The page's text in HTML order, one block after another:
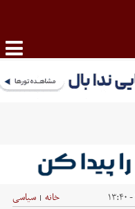
خانه | سیاسی